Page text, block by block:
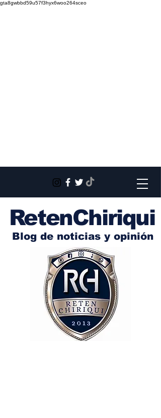
gta8gwbbd59u57f3hyx6woo264sceo
RetenChiriqui
Blog de noticias y opinión